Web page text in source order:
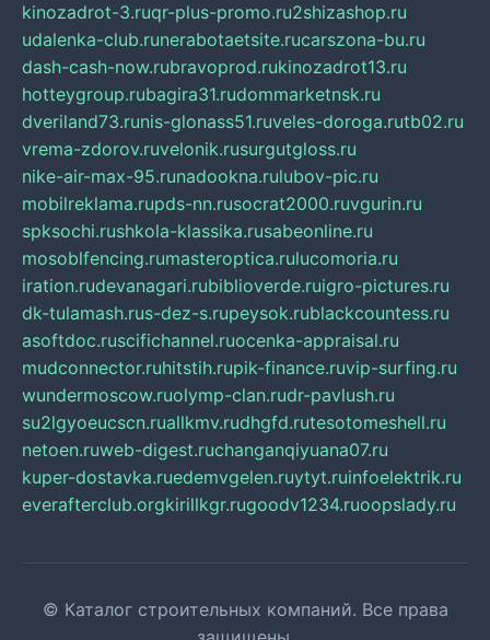
kinozadrot-3.ruqr-plus-promo.ru2shizashop.ru
udalenka-club.runerabotaetsite.rucarszona-bu.ru
dash-cash-now.rubravoprod.rukinozadrot13.ru
hotteygroup.rubagira31.rudommarketnsk.ru
dveriland73.runis-glonass51.ruveles-doroga.rutb02.ru
vrema-zdorov.ruvelonik.rusurgutgloss.ru
nike-air-max-95.runadookna.rulubov-pic.ru
mobilreklama.rupds-nn.rusocrat2000.ruvgurin.ru
spksochi.rushkola-klassika.rusabeonline.ru
mosoblfencing.rumasteroptica.rulucomoria.ru
iration.rudevanagari.rubiblioverde.ruigro-pictures.ru
dk-tulamash.rus-dez-s.rupeysok.rublackcountess.ru
asoftdoc.ruscifichannel.ruocenka-appraisal.ru
mudconnector.ruhitstih.rupik-finance.ruvip-surfing.ru
wundermoscow.ruolymp-clan.rudr-pavlush.ru
su2lgyoeucscn.ruallkmv.rudhgfd.rutesotomeshell.ru
netoen.ruweb-digest.ruchanganqiyuana07.ru
kuper-dostavka.ruedemvgelen.ruytyt.ruinfoelektrik.ru
everafterclub.orgkirillkgr.rugoodv1234.ruoopslady.ru
© Каталог строительных компаний. Все права